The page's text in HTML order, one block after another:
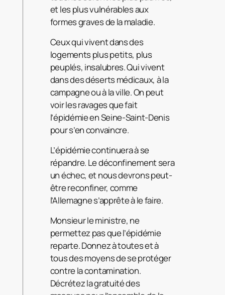
et les plus vulnérables aux
formes graves de la maladie.
Ceux qui vivent dans des
logements plus petits, plus
peuplés, insalubres. Qui vivent
dans des déserts médicaux, à la
campagne ou à la ville. On peut
voir les ravages que fait
l’épidémie en Seine-Saint-Denis
pour s’en convaincre.
L’épidémie continuera à se
répandre. Le déconfinement sera
un échec, et nous devrons peut-
être reconfiner, comme
l’Allemagne s’apprête à le faire.
Monsieur le ministre, ne
permettez pas que l’épidémie
reparte. Donnez à toutes et à
tous des moyens de se protéger
contre la contamination.
Décrétez la gratuité des